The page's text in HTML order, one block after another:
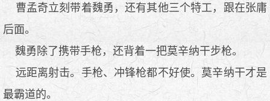
曹孟奇立刻带着魏勇，还有其他三个特工，跟在张庸
后面。
魏勇除了携带手枪，还背着一把莫辛纳干步枪。
远距离射击。手枪、冲锋枪都不好使。莫辛纳干才是
最霸道的。